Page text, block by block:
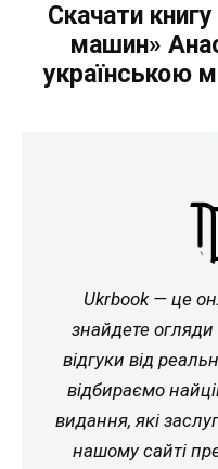
Скачати
машин»
українською
Ukrbook — це
знайдете огляди
відгуки від
відбираємо
видання, які
нашому сайті